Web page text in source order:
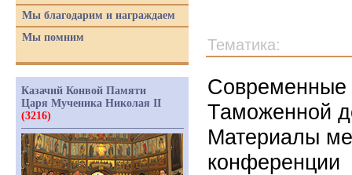
Тематика:
Современные
Таможенной
Материалы
конференции
Мы благодарим и награждаем
Мы помним
Казачий Конвой Памяти
Царя Мученика Николая II
(3216)